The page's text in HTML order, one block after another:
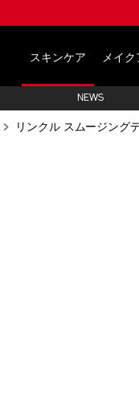
スキンケア メイク
NEWS
リンクル スムージング